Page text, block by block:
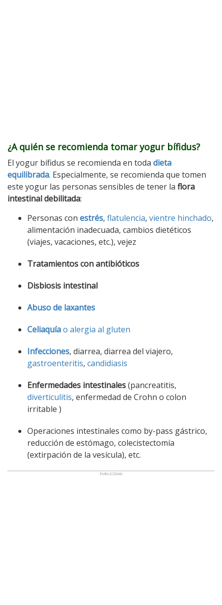
¿A quién se recomienda tomar yogur bífidus?
El yogur bífidus se recomienda en toda dieta
equilibrada. Especialmente, se recomienda que tomen
este yogur las personas sensibles de tener la flora
intestinal debilitada:
Personas con estrés, flatulencia, vientre hinchado,
alimentación inadecuada, cambios dietéticos
(viajes, vacaciones, etc.), vejez
Tratamientos con antibióticos
Disbiosis intestinal
Abuso de laxantes
Celiaquíao alergia al gluten
Infecciones, diarrea, diarrea del viajero,
gastroenteritis, candidiasis
Enfermedades intestinales(pancreatitis,
diverticulitis, enfermedad de Crohn o colon
irritable )
Operaciones intestinales como by-pass gástrico,
reducción de estómago, colecistectomía
(extirpación de la vesícula), etc.